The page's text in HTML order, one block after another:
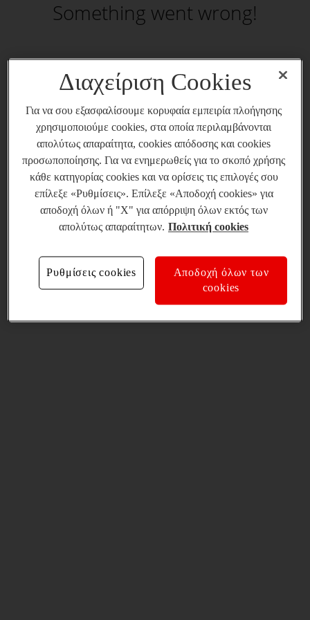
Something went wrong!
Διαχείριση Cookies
Για να σου εξασφαλίσουμε κορυφαία εμπειρία πλοήγησης
χρησιμοποιούμε cookies, στα οποία περιλαμβάνονται
απολύτως απαραίτητα, cookies απόδοσης και cookies
προσωποποίησης. Για να ενημερωθείς για το σκοπό χρήσης
κάθε κατηγορίας cookies και να ορίσεις τις επιλογές σου
επίλεξε «Ρυθμίσεις». Επίλεξε «Αποδοχή cookies» για
αποδοχή όλων ή "X" για απόρριψη όλων εκτός των
απολύτως απαραίτητων. Πολιτική cookies
Ρυθμίσεις cookies
Αποδοχή όλων των
cookies